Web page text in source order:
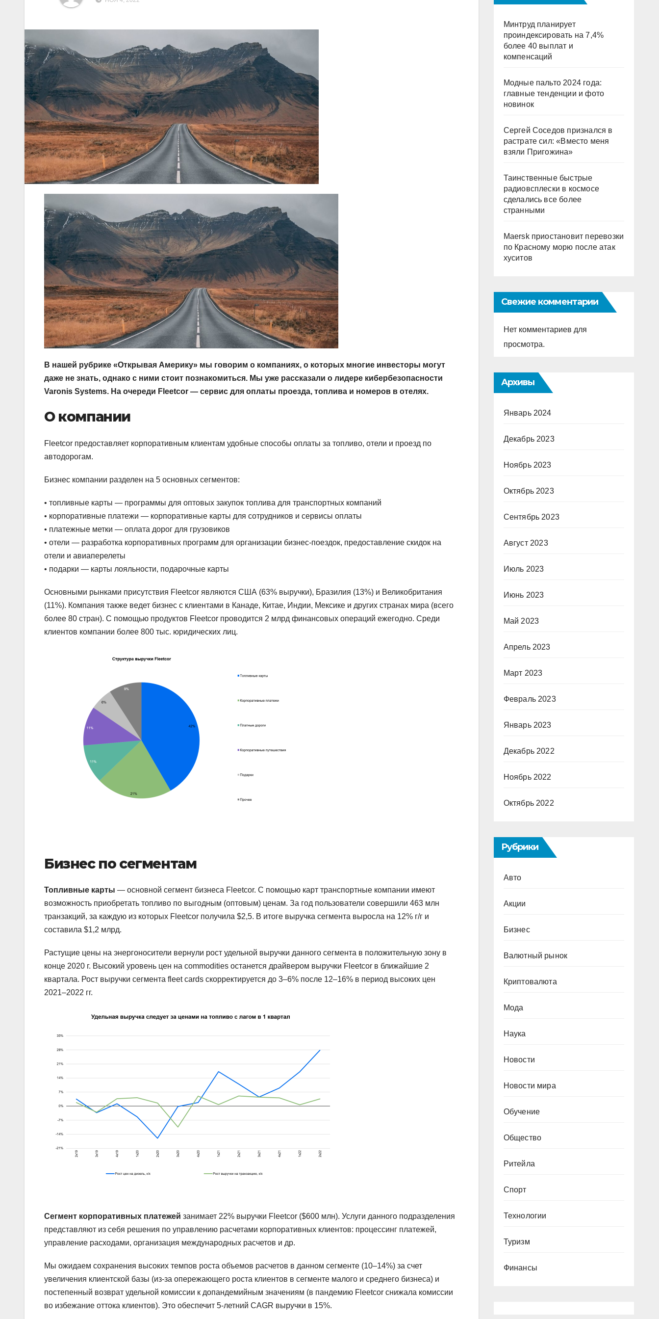
В нашей рубрике «Открывая Америку» мы говорим о компаниях, о которых многие инвесторы могут
даже не знать, однако с ними стоит познакомиться. Мы уже рассказали о лидере кибербезопасности
Varonis Systems. На очереди Fleetcor — сервис для оплаты проезда, топлива и номеров в отелях.
О компании
Fleetcor предоставляет корпоративным клиентам удобные способы оплаты за топливо, отели и проезд по
автодорогам.
Бизнес компании разделен на 5 основных сегментов:
• топливные карты — программы для оптовых закупок топлива для транспортных компаний
• корпоративные платежи — корпоративные карты для сотрудников и сервисы оплаты
• платежные метки — оплата дорог для грузовиков
• отели — разработка корпоративных программ для организации бизнес-поездок, предоставление скидок на
отели и авиаперелеты
• подарки — карты лояльности, подарочные карты
Основными рынками присутствия Fleetcor являются США (63% выручки), Бразилия (13%) и Великобритания
(11%). Компания также ведет бизнес с клиентами в Канаде, Китае, Индии, Мексике и других странах мира (всего
более 80 стран). С помощью продуктов Fleetcor проводится 2 млрд финансовых операций ежегодно. Среди
клиентов компании более 800 тыс. юридических лиц.
Бизнес по сегментам
Топливные карты — основной сегмент бизнеса Fleetcor. С помощью карт транспортные компании имеют
возможность приобретать топливо по выгодным (оптовым) ценам. За год пользователи совершили 463 млн
транзакций, за каждую из которых Fleetcor получила $2,5. В итоге выручка сегмента выросла на 12% г/г и
составила $1,2 млрд.
Растущие цены на энергоносители вернули рост удельной выручки данного сегмента в положительную зону в
конце 2020 г. Высокий уровень цен на commodities останется драйвером выручки Fleetcor в ближайшие 2
квартала. Рост выручки сегмента fleet cards скорректируется до 3–6% после 12–16% в период высоких цен
2021–2022 гг.
Сегмент корпоративных платежей занимает 22% выручки Fleetcor ($600 млн). Услуги данного подразделения
представляют из себя решения по управлению расчетами корпоративных клиентов: процессинг платежей,
управление расходами, организация международных расчетов и др.
Мы ожидаем сохранения высоких темпов роста объемов расчетов в данном сегменте (10–14%) за счет
увеличения клиентской базы (из-за опережающего роста клиентов в сегменте малого и среднего бизнеса) и
постепенный возврат удельной комиссии к допандемийным значениям (в пандемию Fleetcor снижала комиссии
во избежание оттока клиентов). Это обеспечит 5-летний CAGR выручки в 15%.
Минтруд планирует
проиндексировать на 7,4%
более 40 выплат и
компенсаций
Модные пальто 2024 года:
главные тенденции и фото
новинок
Сергей Соседов признался в
растрате сил: «Вместо меня
взяли Пригожина»
Таинственные быстрые
радиовсплески в космосе
сделались все более
странными
Maersk приостановит перевозки
по Красному морю после атак
хуситов
Свежие комментарии
Нет комментариев для
просмотра.
Архивы
Январь 2024
Декабрь 2023
Ноябрь 2023
Октябрь 2023
Сентябрь 2023
Август 2023
Июль 2023
Июнь 2023
Май 2023
Апрель 2023
Март 2023
Февраль 2023
Январь 2023
Декабрь 2022
Ноябрь 2022
Октябрь 2022
Рубрики
Авто
Акции
Бизнес
Валютный рынок
Криптовалюта
Мода
Наука
Новости
Новости мира
Обучение
Общество
Ритейла
Спорт
Технологии
Туризм
Финансы